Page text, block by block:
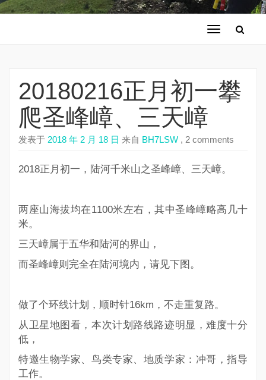
切
20180216正月初一攀
爬圣峰嶂、三天嶂
发表于 2018 年 2 月 18 日 来自 BH7LSW , 2 comments
2018正月初一，陆河千米山之圣峰嶂、三天嶂。
两座山海拔均在1100米左右，其中圣峰嶂略高几十
米。
三天嶂属于五华和陆河的界山，
而圣峰嶂则完全在陆河境内，请见下图。
做了个环线计划，顺时针16km，不走重复路。
从卫星地图看，本次计划路线路迹明显，难度十分
低，
特邀生物学家、鸟类专家、地质学家：冲哥，指导
工作。